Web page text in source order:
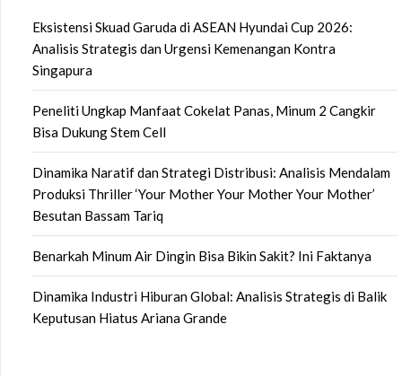
Eksistensi Skuad Garuda di ASEAN Hyundai Cup 2026:
Analisis Strategis dan Urgensi Kemenangan Kontra
Singapura
Peneliti Ungkap Manfaat Cokelat Panas, Minum 2 Cangkir
Bisa Dukung Stem Cell
Dinamika Naratif dan Strategi Distribusi: Analisis Mendalam
Produksi Thriller ‘Your Mother Your Mother Your Mother’
Besutan Bassam Tariq
Benarkah Minum Air Dingin Bisa Bikin Sakit? Ini Faktanya
Dinamika Industri Hiburan Global: Analisis Strategis di Balik
Keputusan Hiatus Ariana Grande